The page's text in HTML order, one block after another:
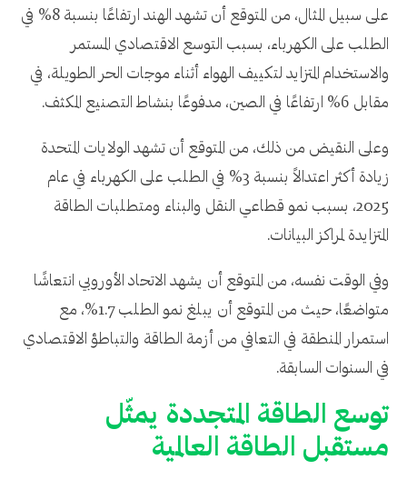
على سبيل المثال، من المتوقع أن تشهد الهند ارتفاعًا بنسبة 8% في
الطلب على الكهرباء، بسبب التوسع الاقتصادي المستمر
والاستخدام المتزايد لتكييف الهواء أثناء موجات الحر الطويلة، في
مقابل 6% ارتفاعًا في الصين، مدفوعًا بنشاط التصنيع المكثف.
وعلى النقيض من ذلك، من المتوقع أن تشهد الولايات المتحدة
زيادة أكثر اعتدالاً بنسبة 3% في الطلب على الكهرباء في عام
2025، بسبب نمو قطاعي النقل والبناء ومتطلبات الطاقة
المتزايدة لمراكز البيانات.
وفي الوقت نفسه، من المتوقع أن يشهد الاتحاد الأوروبي انتعاشًا
متواضعًا، حيث من المتوقع أن يبلغ نمو الطلب 1.7%، مع
استمرار المنطقة في التعافي من أزمة الطاقة والتباطؤ الاقتصادي
في السنوات السابقة.
توسع الطاقة المتجددة يمثّل
مستقبل الطاقة العالمية